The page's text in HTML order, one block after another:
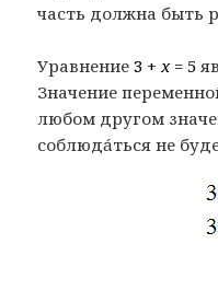
часть должна быть
Уравнение3 +x= 5
Значение
любом другом
соблюдáться не